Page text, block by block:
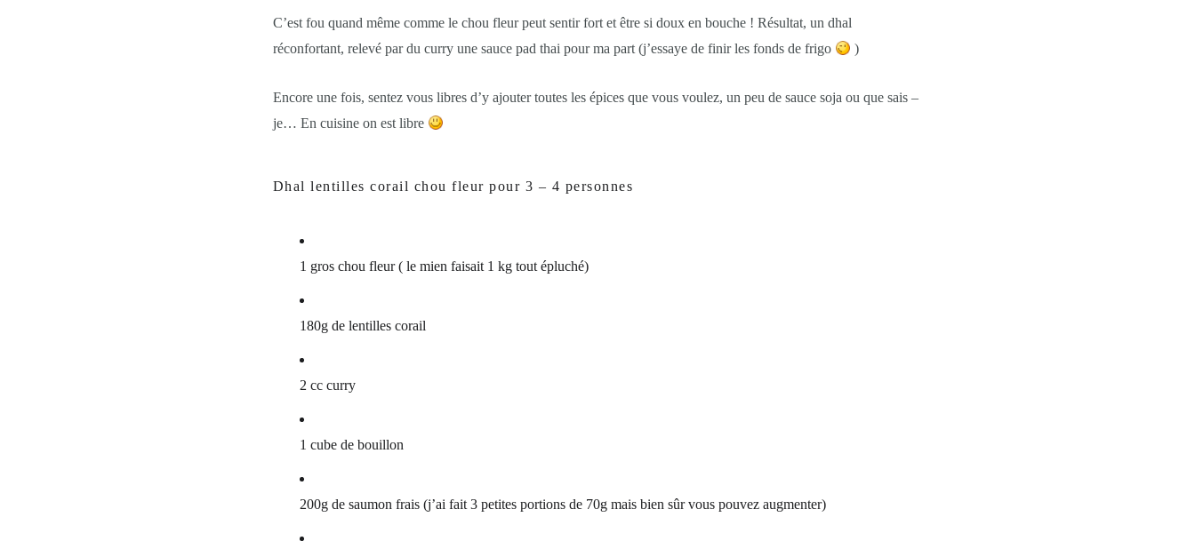
C’est fou quand même comme le chou fleur peut sentir fort et être si doux en bouche ! Résultat, un dhal
réconfortant, relevé par du curry une sauce pad thai pour ma part (j’essaye de finir les fonds de frigo
)
Encore une fois, sentez vous libres d’y ajouter toutes les épices que vous voulez, un peu de sauce soja ou que sais –
je… En cuisine on est libre
Dhal lentilles corail chou fleur pour 3 – 4 personnes
1 gros chou fleur ( le mien faisait 1 kg tout épluché)
180g de lentilles corail
2 cc curry
1 cube de bouillon
200g de saumon frais (j’ai fait 3 petites portions de 70g mais bien sûr vous pouvez augmenter)